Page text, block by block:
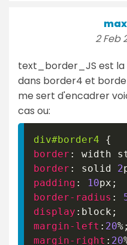
2 Feb
text_border_JS est la
dans border4 et
me sert d'encadrer
cas ou:
div#border4
{
border : width
border : solid 2
padding : 10px ;
border-radius :
display : block ;
margin-left : 20%;
margin-right : 20